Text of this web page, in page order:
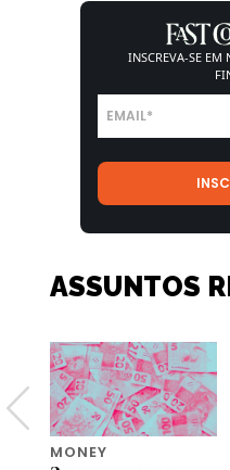
INSCREVA-SE EM
ASSUNTOS
MONEY